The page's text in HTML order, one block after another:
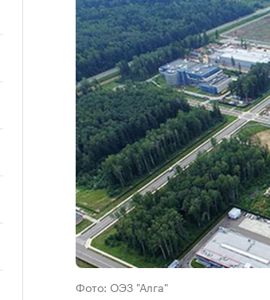
Фото: ОЭЗ "Алга"